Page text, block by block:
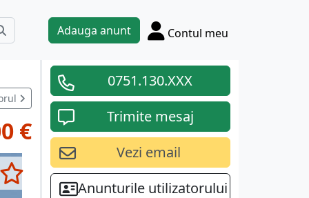
Adauga anunt Contul meu
€
0751.130.XXX
Trimite mesaj
Vezi email
Anunturile utilizatorului